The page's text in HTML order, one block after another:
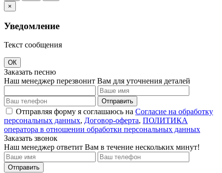
×
Уведомление
Текст сообщения
ОК
Заказать песню
Наш менеджер перезвонит Вам для уточнения деталей
Отправить
Отправляя форму я соглашаюсь на Согласие на обработку
персональных данных, Договор-оферта, ПОЛИТИКА
оператора в отношении обработки персональных данных
Заказать звонок
Наш менеджер ответит Вам в течение нескольких минут!
Отправить